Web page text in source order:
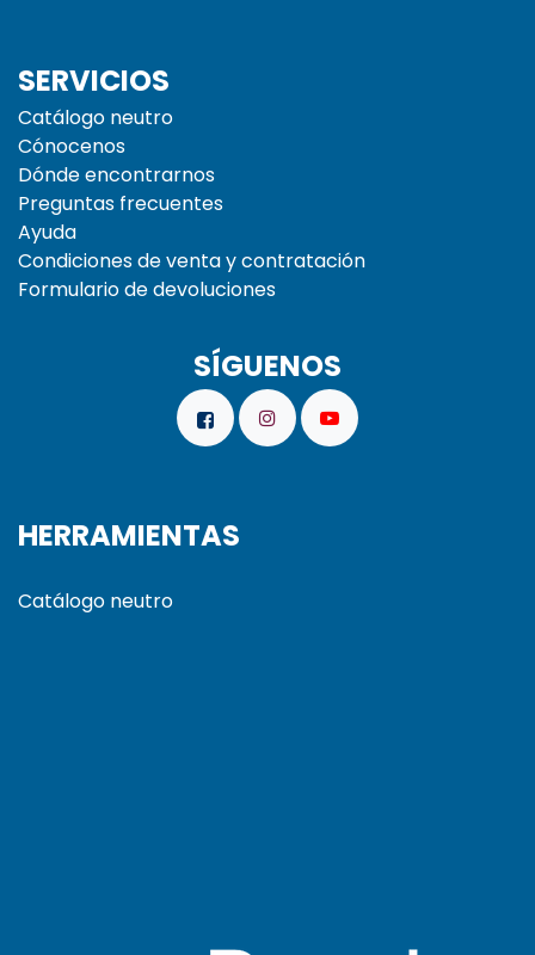
SERVICIOS
Catálogo neutro
Cónocenos
Dónde encontrarnos
Preguntas frecuentes
Ayuda
Condiciones de venta y contratación
Formulario de devoluciones
SÍGUENOS
HERRAMIENTAS
Catálogo neutro